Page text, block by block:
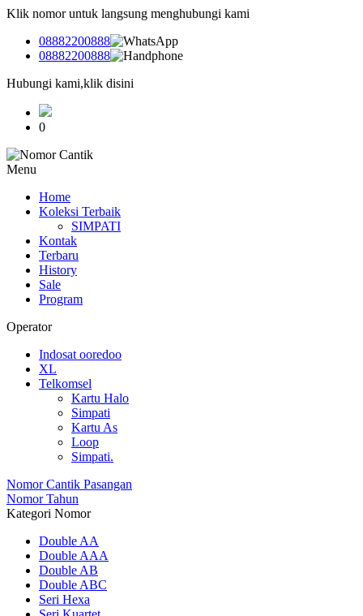
Klik nomor untuk langsung menghubungi kami
08882200888
08882200888
Hubungi kami,klik disini
0
Menu
Home
Koleksi Terbaik
SIMPATI
Kontak
Terbaru
History
Sale
Program
Operator
Indosat ooredoo
XL
Telkomsel
Kartu Halo
Simpati
Kartu As
Loop
Simpati.
Nomor Cantik Pasangan
Nomor Tahun
Kategori Nomor
Double AA
Double AAA
Double AB
Double ABC
Seri Hexa